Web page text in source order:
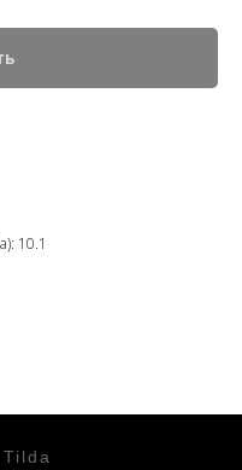
10.1
Tilda